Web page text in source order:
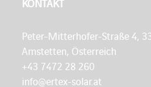
KONTAKT
Peter-Mitterhofer-Straße 4,
Amstetten, Österreich
+43 7472 28 260
info@ertex-solar.at